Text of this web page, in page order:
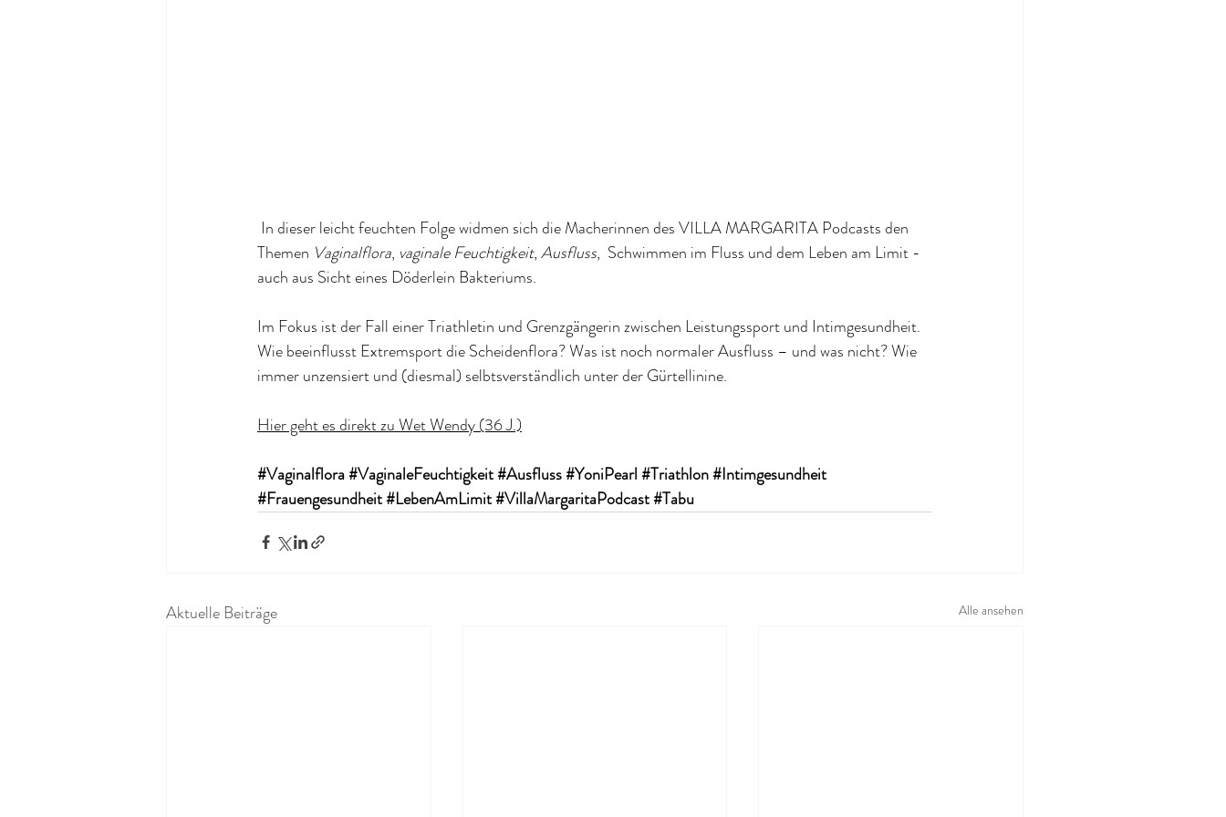
In dieser leicht feuchten Folge widmen sich die Macherinnen des VILLA MARGARITA Podcasts den
Themen Vaginalflora, vaginale Feuchtigkeit, Ausfluss,  Schwimmen im Fluss und dem Leben am Limit -
auch aus Sicht eines Döderlein Bakteriums.
Im Fokus ist der Fall einer Triathletin und Grenzgängerin zwischen Leistungssport und Intimgesundheit.
Wie beeinflusst Extremsport die Scheidenflora? Was ist noch normaler Ausfluss – und was nicht? Wie
immer unzensiert und (diesmal) selbtsverständlich unter der Gürtellinine.
Hier geht es direkt zu Wet Wendy (36 J.)
#Vaginalflora#VaginaleFeuchtigkeit#Ausfluss#YoniPearl #Triathlon#Intimgesundheit
#Frauengesundheit#LebenAmLimit#VillaMargaritaPodcast#Tabu
Aktuelle Beiträge Alle ansehen